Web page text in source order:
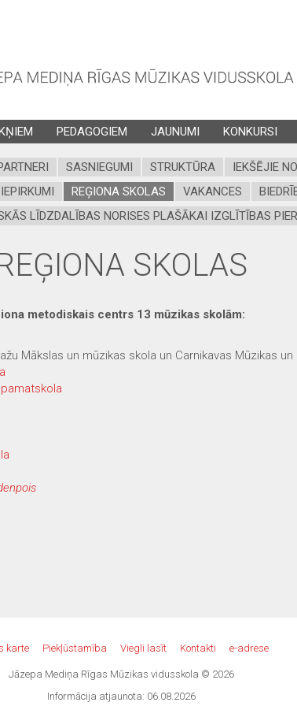
PEDAGOGIEM JAUNUMI KONKURSI
SASNIEGUMI STRUKTŪRA IEKŠĒJIE
IEPIRKUMI REĢIONA SKOLAS VAKANCES
LĪDZDALĪBAS NORISES PLAŠĀKAI IZGLĪTĪBAS
SKOLAS
metodiskais centrs 13 mūzikas skolām:
Mākslas un mūzikas skola un Carnikavas Mūzikas
karte Piekļūstamība Viegli lasīt Kontakti e-adrese
Jāzepa Mediņa Rīgas Mūzikas vidusskola © 2026
Informācija atjaunota: 06.08.2026